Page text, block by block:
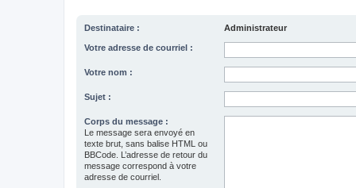
Destinataire : Administrateur
Votre adresse de courriel :
Votre nom :
Sujet :
Corps du message :
Le message sera envoyé en
texte brut, sans balise HTML ou
BBCode. L’adresse de retour du
message correspond à votre
adresse de courriel.